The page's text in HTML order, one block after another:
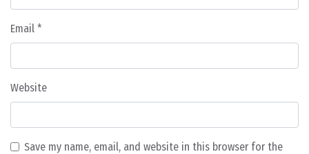
Email *
Website
Save my name, email, and website in this browser for the